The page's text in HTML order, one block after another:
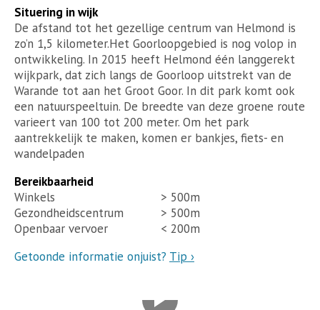
Situering in wijk
De afstand tot het gezellige centrum van Helmond is
zo’n 1,5 kilometer.Het Goorloopgebied is nog volop in
ontwikkeling. In 2015 heeft Helmond één langgerekt
wijkpark, dat zich langs de Goorloop uitstrekt van de
Warande tot aan het Groot Goor. In dit park komt ook
een natuurspeeltuin. De breedte van deze groene route
varieert van 100 tot 200 meter. Om het park
aantrekkelijk te maken, komen er bankjes, fiets- en
wandelpaden
Bereikbaarheid
Winkels
> 500m
Gezondheidscentrum
> 500m
Openbaar vervoer
< 200m
Getoonde informatie onjuist? Tip ›